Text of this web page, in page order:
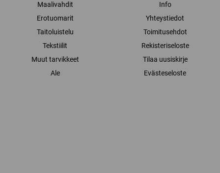
Maalivahdit
Erotuomarit
Taitoluistelu
Tekstiilit
Muut tarvikkeet
Ale
Info
Yhteystiedot
Toimitusehdot
Rekisteriseloste
Tilaa uusiskirje
Evästeseloste